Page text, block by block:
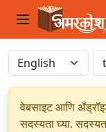
वेबसाइट आणि
सदस्यता घ्या.